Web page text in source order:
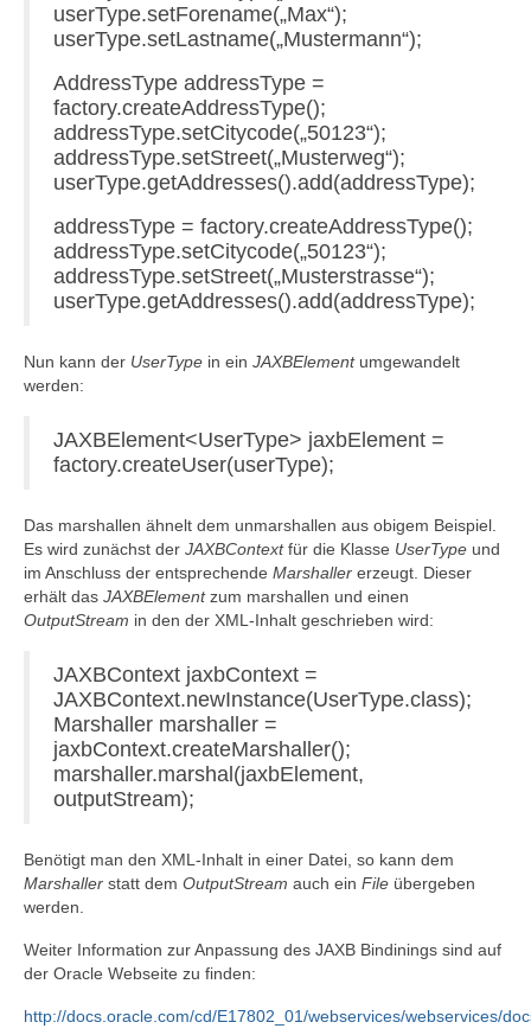
userType.setForename(„Max“);
userType.setLastname(„Mustermann“);
AddressType addressType =
factory.createAddressType();
addressType.setCitycode(„50123“);
addressType.setStreet(„Musterweg“);
userType.getAddresses().add(addressType);
addressType = factory.createAddressType();
addressType.setCitycode(„50123“);
addressType.setStreet(„Musterstrasse“);
userType.getAddresses().add(addressType);
Nun kann der UserType in ein JAXBElementumgewandelt
werden:
JAXBElement<UserType> jaxbElement =
factory.createUser(userType);
Das marshallen ähnelt dem unmarshallen aus obigem Beispiel.
Es wird zunächst der JAXBContextfür die Klasse UserType und
im Anschluss der entsprechende Marshaller erzeugt. Dieser
erhält das JAXBElementzum marshallen und einen
OutputStream in den der XML-Inhalt geschrieben wird:
JAXBContext jaxbContext =
JAXBContext.newInstance(UserType.class);
Marshaller marshaller =
jaxbContext.createMarshaller();
marshaller.marshal(jaxbElement,
outputStream);
Benötigt man den XML-Inhalt in einer Datei, so kann dem
Marshaller statt dem OutputStream auch ein File übergeben
werden.
Weiter Information zur Anpassung des JAXB Bindinings sind auf
der Oracle Webseite zu finden:
http://docs.oracle.com/cd/E17802_01/webservices/webservices/